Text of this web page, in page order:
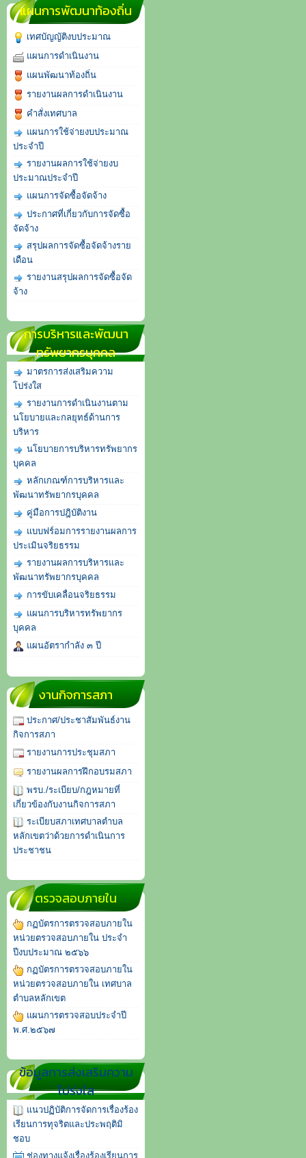
แผนการพัฒนาท้องถิ่น
เทศบัญญัติงบประมาณ
แผนการดำเนินงาน
แผนพัฒนาท้องถิ่น
รายงานผลการดำเนินงาน
คำสั่งเทศบาล
แผนการใช้จ่ายงบประมาณ
ประจำปี
รายงานผลการใช้จ่ายงบ
ประมาณประจำปี
แผนการจัดซื้อจัดจ้าง
ประกาศที่เกี่ยวกับการจัดซื้อ
จัดจ้าง
สรุปผลการจัดซื้อจัดจ้างราย
เดือน
รายงานสรุปผลการจัดซื้อจัด
จ้าง
การบริหารและพัฒนา
ทรัพยากรบุคคล
มาตรการส่งเสริมความ
โปร่งใส
รายงานการดำเนินงานตาม
นโยบายและกลยุทธ์ด้านการ
บริหาร
นโยบายการบริหารทรัพยากร
บุคคล
หลักเกณฑ์การบริหารและ
พัฒนาทรัพยากรบุคคล
คู่มือการปฎิบัติงาน
แบบฟร์อมการรายงานผลการ
ประเมินจริยธรรม
รายงานผลการบริหารและ
พัฒนาทรัพยากรบุคคล
การขับเคลื่อนจริยธรรม
แผนการบริหารทรัพยากร
บุคคล
แผนอัตรากำลัง ๓ ปี
งานกิจการสภา
ประกาศ/ประชาสัมพันธ์งาน
กิจการสภา
รายงานการประชุมสภา
รายงานผลการฝึกอบรมสภา
พรบ./ระเบียบ/กฎหมายที่
เกี่ยวข้องกับงานกิจการสภา
ระเบียบสภาเทศบาลตำบล
หลักเขตว่าด้วยการดำเนินการ
ประชาชน
ตรวจสอบภายใน
กฏบัตรการตรวจสอบภายใน
หน่วยตรวจสอบภายใน ประจำ
ปีงบประมาณ ๒๕๖๖
กฏบัตรการตรวจสอบภายใน
หน่วยตรวจสอบภายใน เทศบาล
ตำบลหลักเขต
แผนการตรวจสอบประจำปี
พ.ศ.๒๕๖๗
ข้อมูลการส่งเสริมความ
โปร่งใส
แนวปฏิบัติการจัดการเรื่องร้อง
เรียนการทุจริตและประพฤติมิ
ชอบ
ช่องทางแจ้งเรื่องร้องเรียนการ